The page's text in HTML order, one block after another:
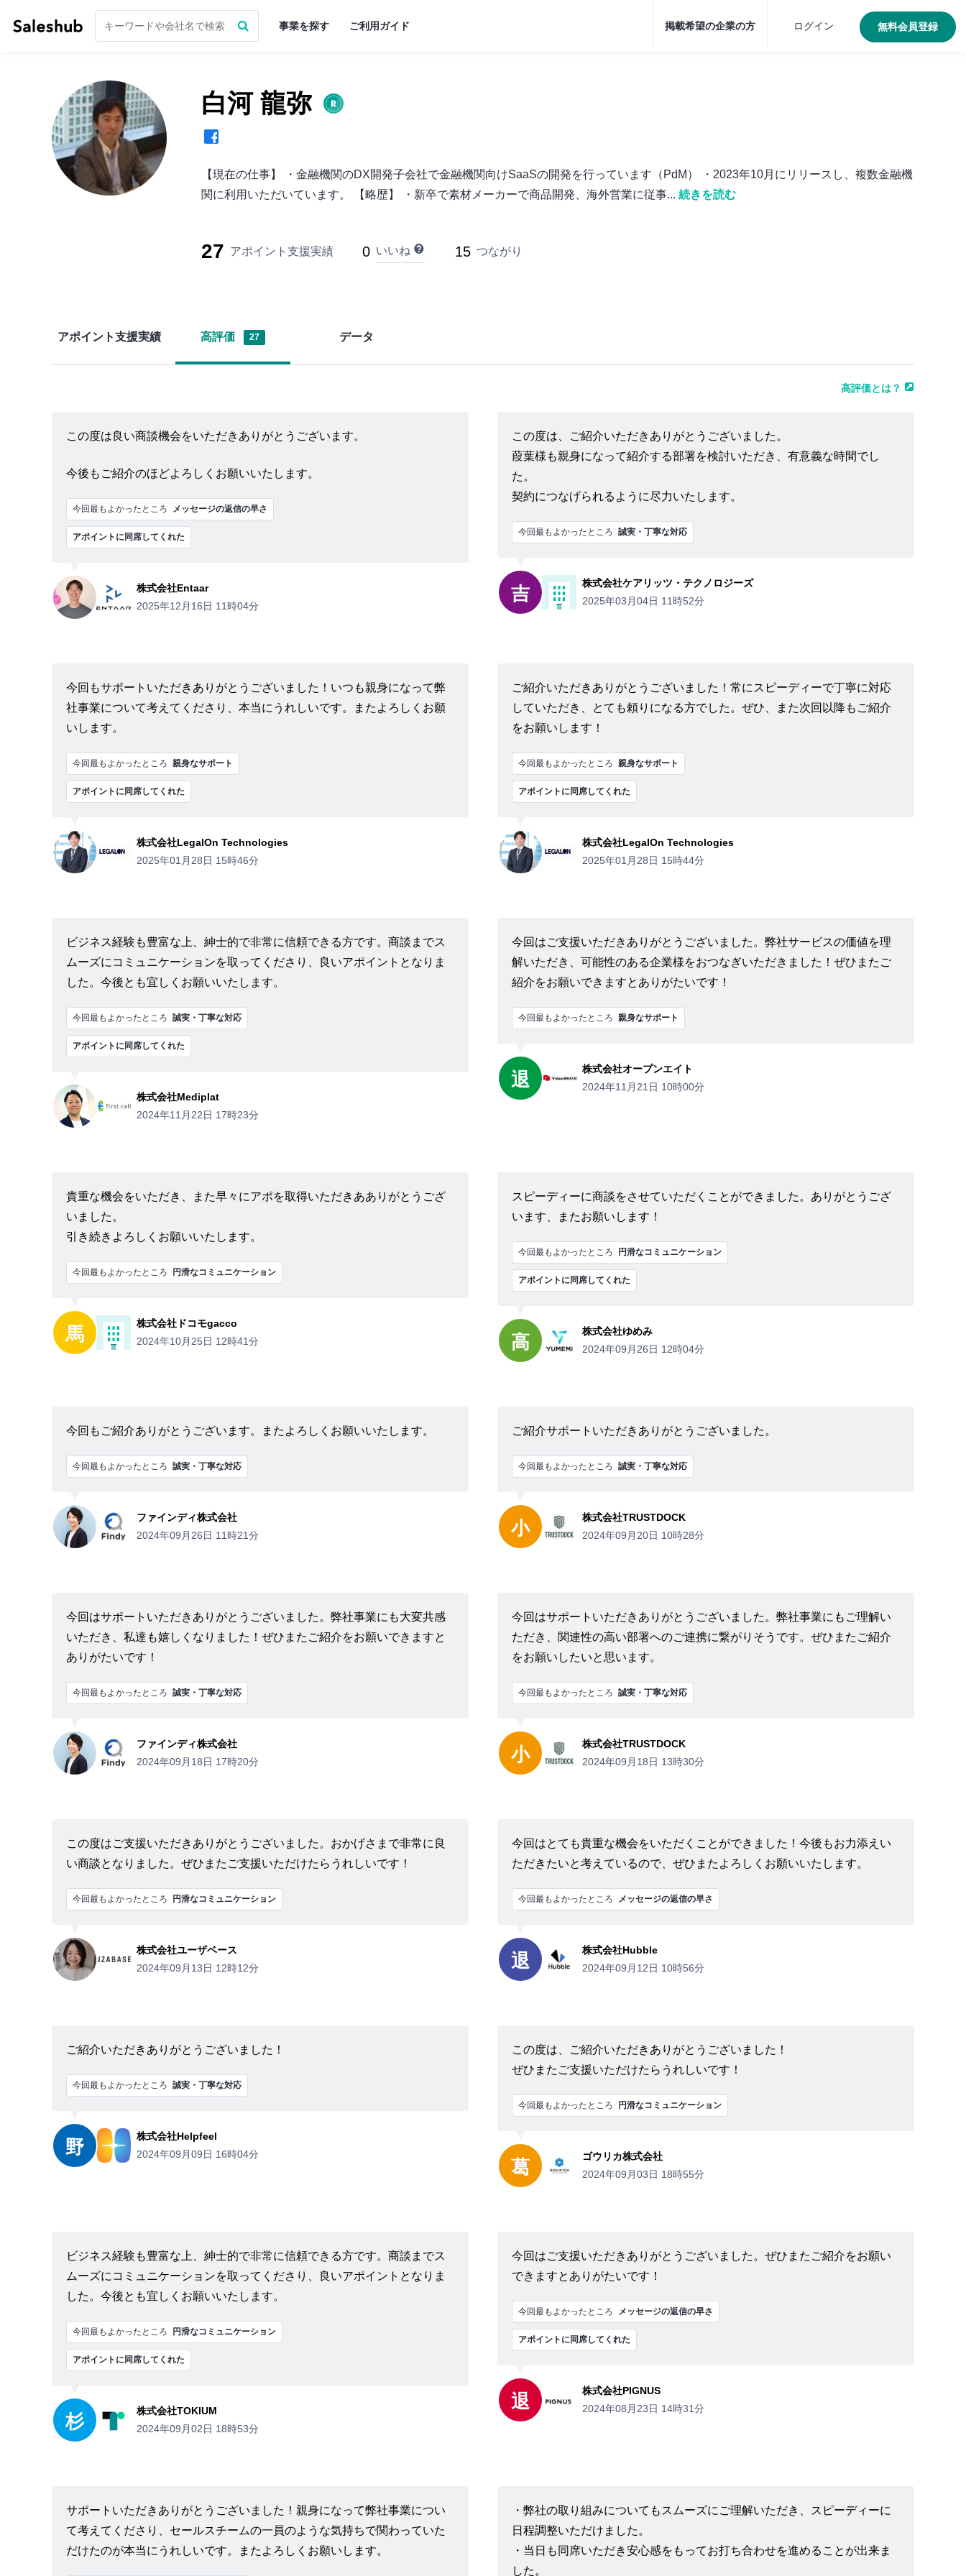
事業を探す ご利用ガイド 掲載希望の企業の方 ログイン 無料会員登録
白河 龍弥
【現在の仕事】 ・金融機関のDX開発子会社で金融機関向けSaaSの開発を行っています（PdM） ・2023年10月にリリースし、複数金融機
関に利用いただいています。 【略歴】 ・新卒で素材メーカーで商品開発、海外営業に従事... 続きを読む
27 アポイント支援実績 0 いいね 15 つながり
アポイント支援実績 高評価 27 データ
高評価とは？
この度は良い商談機会をいただきありがとうございます。
今後もご紹介のほどよろしくお願いいたします。
今回最もよかったところ メッセージの返信の早さ
アポイントに同席してくれた
株式会社Entaar
2025年12月16日 11時04分
この度は、ご紹介いただきありがとうございました。
葭葉様も親身になって紹介する部署を検討いただき、有意義な時間でし
た。
契約につなげられるように尽力いたします。
今回最もよかったところ 誠実・丁寧な対応
吉
株式会社ケアリッツ・テクノロジーズ
2025年03月04日 11時52分
今回もサポートいただきありがとうございました！いつも親身になって弊
社事業について考えてくださり、本当にうれしいです。またよろしくお願
いします。
今回最もよかったところ 親身なサポート
アポイントに同席してくれた
株式会社LegalOn Technologies
2025年01月28日 15時46分
ご紹介いただきありがとうございました！常にスピーディーで丁寧に対応
していただき、とても頼りになる方でした。ぜひ、また次回以降もご紹介
をお願いします！
今回最もよかったところ 親身なサポート
アポイントに同席してくれた
株式会社LegalOn Technologies
2025年01月28日 15時44分
ビジネス経験も豊富な上、紳士的で非常に信頼できる方です。商談までス
ムーズにコミュニケーションを取ってくださり、良いアポイントとなりま
した。今後とも宜しくお願いいたします。
今回最もよかったところ 誠実・丁寧な対応
アポイントに同席してくれた
株式会社Mediplat
2024年11月22日 17時23分
今回はご支援いただきありがとうございました。弊社サービスの価値を理
解いただき、可能性のある企業様をおつなぎいただきました！ぜひまたご
紹介をお願いできますとありがたいです！
今回最もよかったところ 親身なサポート
退
株式会社オープンエイト
2024年11月21日 10時00分
貴重な機会をいただき、また早々にアポを取得いただきあありがとうござ
いました。
引き続きよろしくお願いいたします。
今回最もよかったところ 円滑なコミュニケーション
馬
株式会社ドコモgacco
2024年10月25日 12時41分
スピーディーに商談をさせていただくことができました。ありがとうござ
います、またお願いします！
今回最もよかったところ 円滑なコミュニケーション
アポイントに同席してくれた
高
株式会社ゆめみ
2024年09月26日 12時04分
今回もご紹介ありがとうございます。またよろしくお願いいたします。
今回最もよかったところ 誠実・丁寧な対応
ファインディ株式会社
2024年09月26日 11時21分
ご紹介サポートいただきありがとうございました。
今回最もよかったところ 誠実・丁寧な対応
小
株式会社TRUSTDOCK
2024年09月20日 10時28分
今回はサポートいただきありがとうございました。弊社事業にも大変共感
いただき、私達も嬉しくなりました！ぜひまたご紹介をお願いできますと
ありがたいです！
今回最もよかったところ 誠実・丁寧な対応
ファインディ株式会社
2024年09月18日 17時20分
今回はサポートいただきありがとうございました。弊社事業にもご理解い
ただき、関連性の高い部署へのご連携に繋がりそうです。ぜひまたご紹介
をお願いしたいと思います。
今回最もよかったところ 誠実・丁寧な対応
小
株式会社TRUSTDOCK
2024年09月18日 13時30分
この度はご支援いただきありがとうございました。おかげさまで非常に良
い商談となりました。ぜひまたご支援いただけたらうれしいです！
今回最もよかったところ 円滑なコミュニケーション
株式会社ユーザベース
2024年09月13日 12時12分
今回はとても貴重な機会をいただくことができました！今後もお力添えい
ただきたいと考えているので、ぜひまたよろしくお願いいたします。
今回最もよかったところ メッセージの返信の早さ
退
株式会社Hubble
2024年09月12日 10時56分
ご紹介いただきありがとうございました！
今回最もよかったところ 誠実・丁寧な対応
野
株式会社Helpfeel
2024年09月09日 16時04分
この度は、ご紹介いただきありがとうございました！
ぜひまたご支援いただけたらうれしいです！
今回最もよかったところ 円滑なコミュニケーション
葛
ゴウリカ株式会社
2024年09月03日 18時55分
ビジネス経験も豊富な上、紳士的で非常に信頼できる方です。商談までス
ムーズにコミュニケーションを取ってくださり、良いアポイントとなりま
した。今後とも宜しくお願いいたします。
今回最もよかったところ 円滑なコミュニケーション
アポイントに同席してくれた
杉
株式会社TOKIUM
2024年09月02日 18時53分
今回はご支援いただきありがとうございました。ぜひまたご紹介をお願い
できますとありがたいです！
今回最もよかったところ メッセージの返信の早さ
アポイントに同席してくれた
退
株式会社PIGNUS
2024年08月23日 14時31分
サポートいただきありがとうございました！親身になって弊社事業につい
て考えてくださり、セールスチームの一員のような気持ちで関わっていた
だけたのが本当にうれしいです。またよろしくお願いします。
・弊社の取り組みについてもスムーズにご理解いただき、スピーディーに
日程調整いただけました。
・当日も同席いただき安心感をもってお打ち合わせを進めることが出来ま
した。